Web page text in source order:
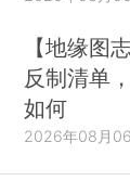
【地缘图
反制清单
如何
2026年08月